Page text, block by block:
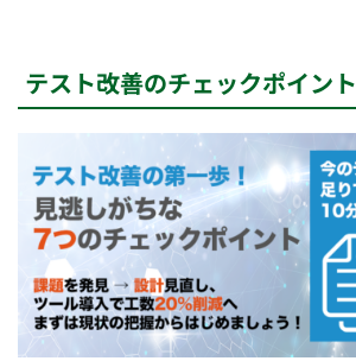
テスト改善のチェックポイント